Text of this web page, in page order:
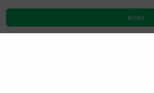
ดาวน์โหลดแอป ตกลง